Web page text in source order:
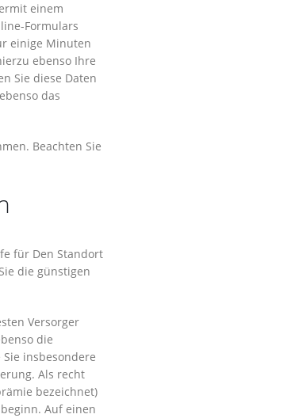
einem
Formulars
einige Minuten
ebenso Ihre
Sie diese Daten
das
Beachten Sie
für Den Standort
die günstigen
Versorger
die
insbesondere
Als recht
bezeichnet)
Auf einen